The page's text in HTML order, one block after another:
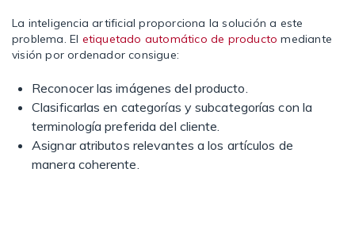
La inteligencia artificial proporciona la solución a este
problema. El etiquetado automático de producto mediante
visión por ordenador consigue:
Reconocer las imágenes del producto.
Clasificarlas en categorías y subcategorías con la
terminología preferida del cliente.
Asignar atributos relevantes a los artículos de
manera coherente.